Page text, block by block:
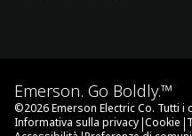
Emerson. Go Boldly.™
©2026Emerson Electric Co. Tutti i
Informativa sulla privacy |Cookie |